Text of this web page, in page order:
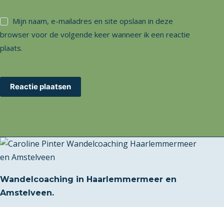
Mijn naam, e-mailadres en site opslaan in deze
browser voor de volgende keer wanneer ik een reactie
plaats.
Reactie plaatsen
Wandelcoaching in Haarlemmermeer en
Amstelveen.